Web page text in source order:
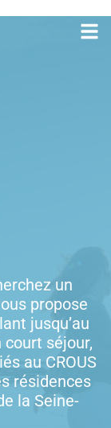
un
propose
jusqu’au
court séjour,
au CROUS
résidences
la Seine-